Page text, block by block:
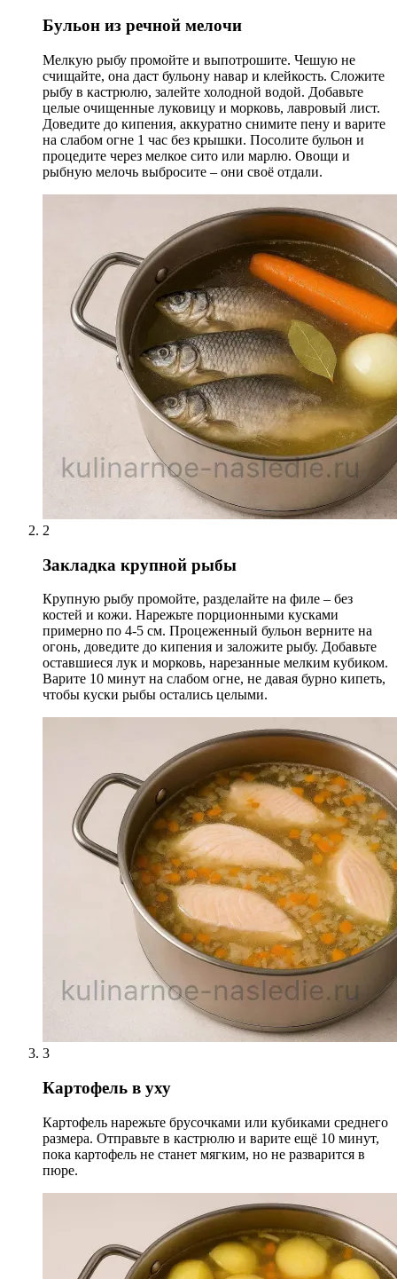
Бульон из речной мелочи
Мелкую рыбу промойте и выпотрошите. Чешую не
счищайте, она даст бульону навар и клейкость. Сложите
рыбу в кастрюлю, залейте холодной водой. Добавьте
целые очищенные луковицу и морковь, лавровый лист.
Доведите до кипения, аккуратно снимите пену и варите
на слабом огне 1 час без крышки. Посолите бульон и
процедите через мелкое сито или марлю. Овощи и
рыбную мелочь выбросите – они своё отдали.
2
Закладка крупной рыбы
Крупную рыбу промойте, разделайте на филе – без
костей и кожи. Нарежьте порционными кусками
примерно по 4-5 см. Процеженный бульон верните на
огонь, доведите до кипения и заложите рыбу. Добавьте
оставшиеся лук и морковь, нарезанные мелким кубиком.
Варите 10 минут на слабом огне, не давая бурно кипеть,
чтобы куски рыбы остались целыми.
3
Картофель в уху
Картофель нарежьте брусочками или кубиками среднего
размера. Отправьте в кастрюлю и варите ещё 10 минут,
пока картофель не станет мягким, но не разварится в
пюре.